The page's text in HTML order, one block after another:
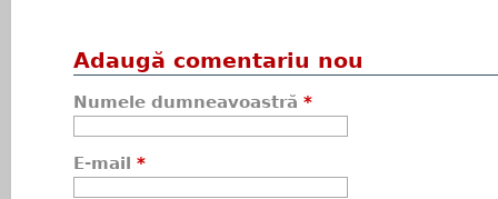
Adaugă comentariu nou
Numele dumneavoastră *
E-mail *